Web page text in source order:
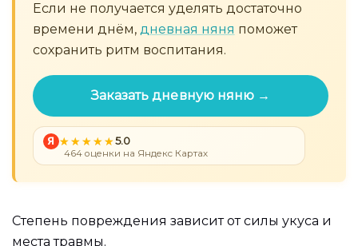
Если не получается уделять достаточно
времени днём, дневная няня поможет
сохранить ритм воспитания.
Заказать дневную няню →
Я 5.0
464 оценки на Яндекс Картах
Степень повреждения зависит от силы укуса и
места травмы.